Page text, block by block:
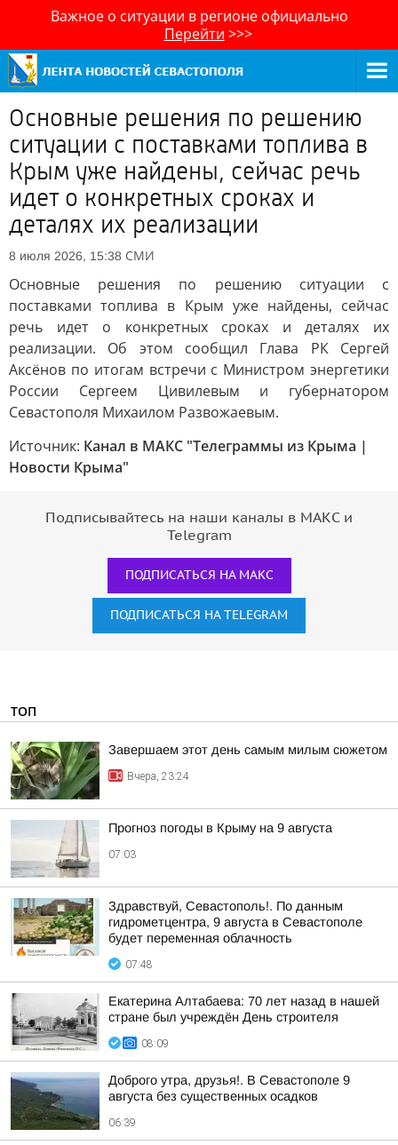
Важное о ситуации в регионе официально
Перейти >>>
Основные решения по решению
ситуации с поставками топлива в
Крым уже найдены, сейчас речь
идет о конкретных сроках и
деталях их реализации
8 июля 2026, 15:38 СМИ
Основные решения по решению ситуации с
поставками топлива в Крым уже найдены, сейчас
речь идет о конкретных сроках и деталях их
реализации. Об этом сообщил Глава РК Сергей
Аксёнов по итогам встречи с Министром энергетики
России Сергеем Цивилевым и губернатором
Севастополя Михаилом Развожаевым.
Источник: Канал в МАКС "Телеграммы из Крыма |
Новости Крыма"
Подписывайтесь на наши каналы в МАКС и
Telegram
ПОДПИСАТЬСЯ НА МАКС
ПОДПИСАТЬСЯ НА TELEGRAM
ТОП
Завершаем этот день самым милым сюжетом
Вчера, 23:24
Прогноз погоды в Крыму на 9 августа
07:03
Здравствуй, Севастополь!. По данным
гидрометцентра, 9 августа в Севастополе
будет переменная облачность
07:48
Екатерина Алтабаева: 70 лет назад в нашей
стране был учреждён День строителя
08:09
Доброго утра, друзья!. В Севастополе 9
августа без существенных осадков
06:39